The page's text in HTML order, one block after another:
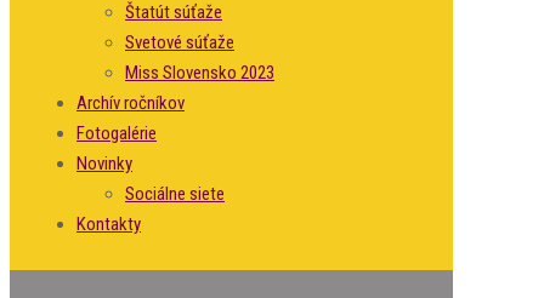
Štatút súťaže
Svetové súťaže
Miss Slovensko 2023
Archív ročníkov
Fotogalérie
Novinky
Sociálne siete
Kontakty